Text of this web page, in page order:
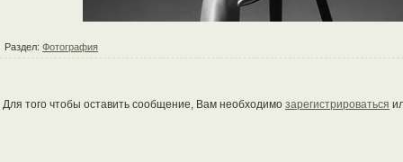
Раздел: Фотография
Для того чтобы оставить сообщение, Вам необходимо зарегистрироваться